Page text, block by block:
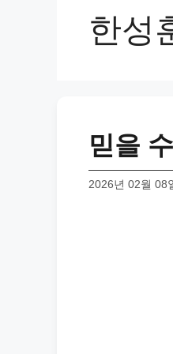
한성
믿을
2026년 02월 08